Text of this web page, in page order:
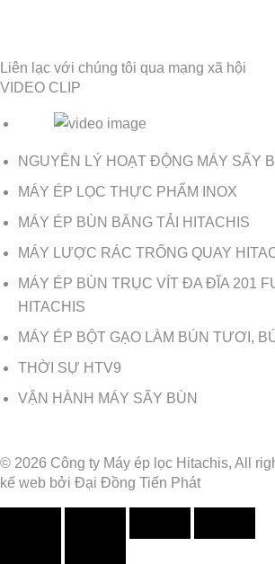
Liên lạc với chúng tôi qua mạng xã hội
VIDEO CLIP
NGUYÊN LÝ HOẠT ĐỘNG MÁY SẤY
MÁY ÉP LỌC THỰC PHẨM INOX
MÁY ÉP BÙN BĂNG TẢI HITACHIS
MÁY LƯỢC RÁC TRỐNG QUAY
MÁY ÉP BÙN TRỤC VÍT ĐA ĐĨA 201
HITACHIS
MÁY ÉP BỘT GẠO LÀM BÚN TƯƠI,
THỜI SỰ HTV9
VẬN HÀNH MÁY SẤY BÙN
© 2026 Công ty Máy ép lọc Hitachis, All
kế web bởi Đại Đồng Tiến Phát